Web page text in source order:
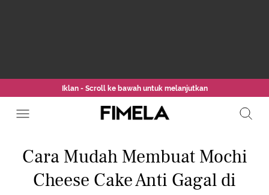
Iklan - Scroll ke bawah untuk melanjutkan
Cara Mudah Membuat Mochi
Cheese Cake Anti Gagal di